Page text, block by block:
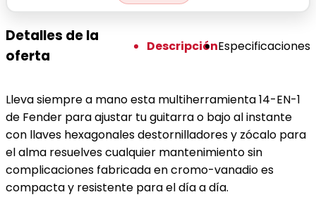
Detalles de la
oferta
DescripciónEspecificaciones
Lleva siempre a mano esta multiherramienta 14-EN-1
de Fender para ajustar tu guitarra o bajo al instante
con llaves hexagonales destornilladores y zócalo para
el alma resuelves cualquier mantenimiento sin
complicaciones fabricada en cromo-vanadio es
compacta y resistente para el día a día.